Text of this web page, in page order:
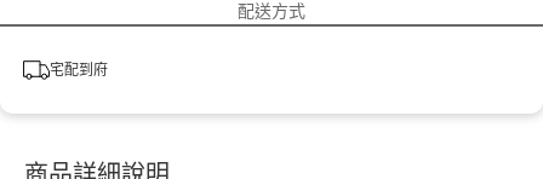
配送方式
宅配到府